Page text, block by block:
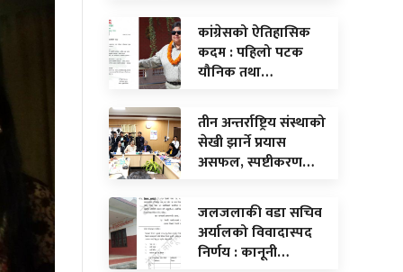
कांग्रेसको ऐतिहासिक
कदम : पहिलो पटक
यौनिक तथा…
तीन अन्तर्राष्ट्रिय संस्थाको
सेखी झार्ने प्रयास
असफल, स्पष्टीकरण…
जलजलाकी वडा सचिव
अर्यालको विवादास्पद
निर्णय : कानूनी…